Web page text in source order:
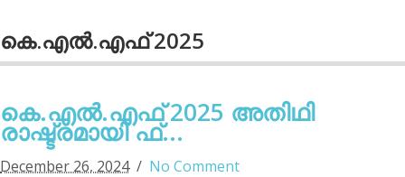
കെ.എല്‍.എഫ് 2025
കെ.എല്‍.എഫ് 2025 അതിഥി
രാഷ്ട്രമായി ഫ്...
December 26, 2024 No Comment